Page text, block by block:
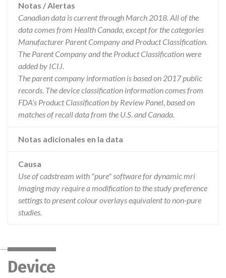
Notas / Alertas
Canadian data is current through March 2018. All of the
data comes from Health Canada, except for the categories
Manufacturer Parent Company and Product Classification.
The Parent Company and the Product Classification were
added by ICIJ.
The parent company information is based on 2017 public
records. The device classification information comes from
FDA’s Product Classification by Review Panel, based on
matches of recall data from the U.S. and Canada.
Notas adicionales en la data
Causa
Use of cadstream with "pure" software for dynamic mri
imaging may require a modification to the study preference
settings to present colour overlays equivalent to non-pure
studies.
Device